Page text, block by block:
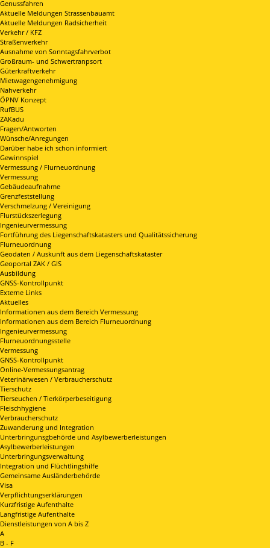
Genussfahren
Aktuelle Meldungen Strassenbauamt
Aktuelle Meldungen Radsicherheit
Verkehr / KFZ
Straßenverkehr
Ausnahme von Sonntagsfahrverbot
Großraum- und Schwertranpsort
Güterkraftverkehr
Mietwagengenehmigung
Nahverkehr
ÖPNV Konzept
RufBUS
ZAKadu
Fragen/Antworten
Wünsche/Anregungen
Darüber habe ich schon informiert
Gewinnspiel
Vermessung / Flurneuordnung
Vermessung
Gebäudeaufnahme
Grenzfeststellung
Verschmelzung / Vereinigung
Flurstückszerlegung
Ingenieurvermessung
Fortführung des Liegenschaftskatasters und Qualitätssicherung
Flurneuordnung
Geodaten / Auskunft aus dem Liegenschaftskataster
Geoportal ZAK / GIS
Ausbildung
GNSS-Kontrollpunkt
Externe Links
Aktuelles
Informationen aus dem Bereich Vermessung
Informationen aus dem Bereich Flurneuordnung
Ingenieurvermessung
Flurneuordnungsstelle
Vermessung
GNSS-Kontrollpunkt
Online-Vermessungsantrag
Veterinärwesen / Verbraucherschutz
Tierschutz
Tierseuchen / Tierkörperbeseitigung
Fleischhygiene
Verbraucherschutz
Zuwanderung und Integration
Unterbringunsgbehörde und Asylbewerberleistungen
Asylbewerberleistungen
Unterbringungsverwaltung
Integration und Flüchtlingshilfe
Gemeinsame Ausländerbehörde
Visa
Verpflichtungserklärungen
Kurzfristige Aufenthalte
Langfristige Aufenthalte
Dienstleistungen von A bis Z
A
B - F